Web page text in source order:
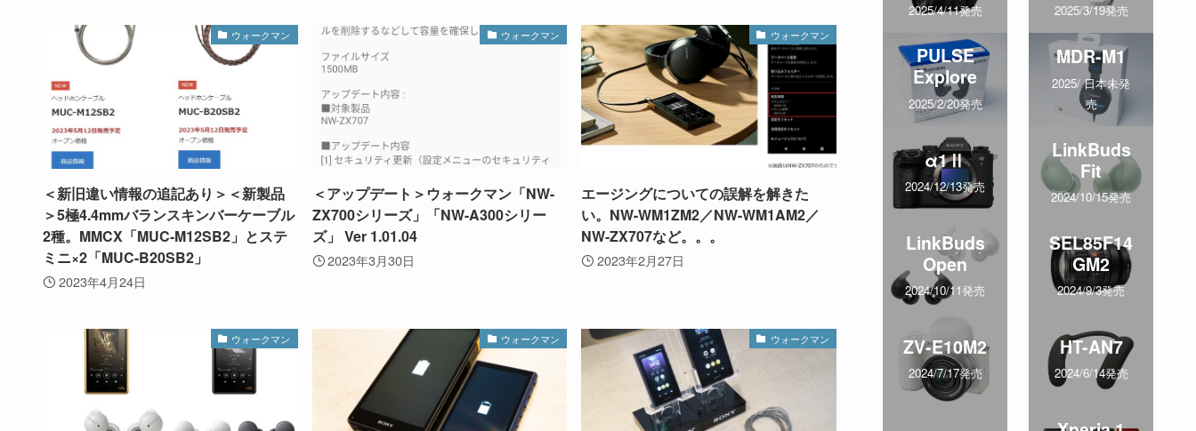
ウォークマン
＜新旧違い情報の追記あり＞＜新製品
＞5極4.4mmバランスキンバーケーブル
2種。MMCX「MUC-M12SB2」とステ
ミニ×2「MUC-B20SB2」
2023年4月24日
ウォークマン
＜アップデート＞ウォークマン「NW-
ZX700シリーズ」「NW-A300シリー
ズ」 Ver 1.01.04
2023年3月30日
ウォークマン
エージングについての誤解を解きた
い。NW-WM1ZM2／NW-WM1AM2／
NW-ZX707など。。。
2023年2月27日
ウォークマン ウォークマン ウォークマン
2025/4/11発売 2025/3/19発売
PULSE
Explore
2025/2/20発売
MDR-M1
2025/ 日本未発
売
α1Ⅱ
2024/12/13発売
LinkBuds
Fit
2024/10/15発売
LinkBuds
Open
2024/10/11発売
SEL85F14
GM2
2024/9/3発売
ZV-E10M2
2024/7/17発売
HT-AN7
2024/6/14発売